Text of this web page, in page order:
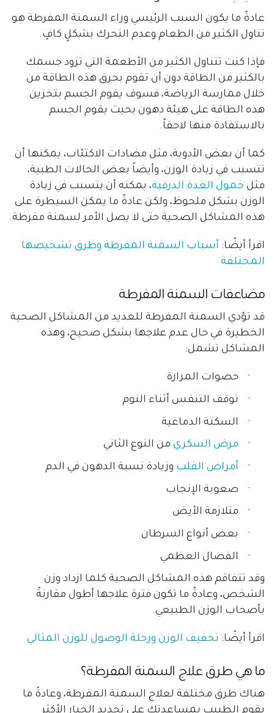
عادةً ما يكون السبب الرئيسي وراء السمنة المفرطة هو
تناول الكثير من الطعام وعدم التحرك بشكلٍ كافٍ.
فإذا كنت تتناول الكثير من الأطعمة التي تزود جسمك
بالكثير من الطاقة دون أن تقوم بحرق هذه الطاقة من
خلال ممارسة الرياضة، فسوف يقوم الجسم بتخزين
هذه الطاقة على هيئة دهون بحيث يقوم الجسم
بالاستفادة منها لاحقاً.
كما أن بعض الأدوية، مثل مضادات الاكتئاب، يمكنها أن
تتسبب في زيادة الوزن، وأيضاً بعض الحالات الطبية،
مثل خمول الغدة الدرقية، يمكنه أن يتسبب في زيادة
الوزن بشكل ملحوظ، ولكن عادةً ما يمكن السيطرة على
هذه المشاكل الصحية حتى لا يصل الأمر لسمنة مفرطة.
اقرأ أيضًا: أسباب السمنة المفرطة وطرق تشخيصها
المختلفة
مضاعفات السمنة المفرطة
قد تؤدي السمنة المفرطة للعديد من المشاكل الصحية
الخطيرة في حال عدم علاجها بشكل صحيح، وهذه
المشاكل تشمل:
·
حصوات المرارة
·
توقف التنفس أثناء النوم
·
السكتة الدماغية
·
مرض السكري من النوع الثاني
·
أمراض القلب وزيادة نسبة الدهون في الدم
·
صعوبة الإنجاب
·
متلازمة الأيض
·
بعض أنواع السرطان
·
الفصال العظمي
وقد تتفاقم هذه المشاكل الصحية كلما ازداد وزن
الشخص، وعادةً ما تكون فترة علاجها أطول مقارنةً
بأصحاب الوزن الطبيعي.
اقرأ أيضًا: تخفيف الوزن ورحلة الوصول للوزن المثالي
ما هي طرق علاج السمنة المفرطة؟
هناك طرق مختلفة لعلاج السمنة المفرطة، وعادةً ما